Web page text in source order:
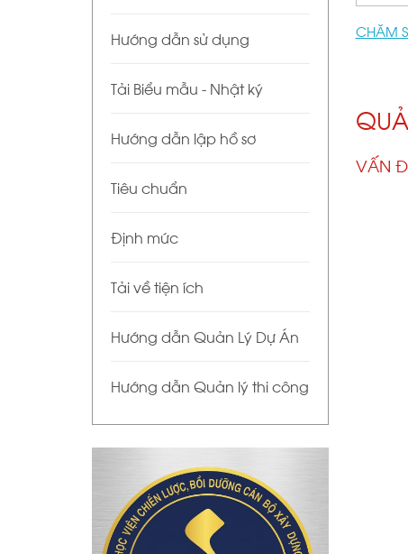
Hướng dẫn sử dụng
Tải Biểu mẫu - Nhật ký
Hướng dẫn lập hồ sơ
Tiêu chuẩn
Định mức
Tải về tiện ích
Hướng dẫn Quản Lý Dự Án
Hướng dẫn Quản lý thi công
CHĂM
VẤN